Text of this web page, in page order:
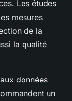
Les études
mesures
de la
la qualité
données
un